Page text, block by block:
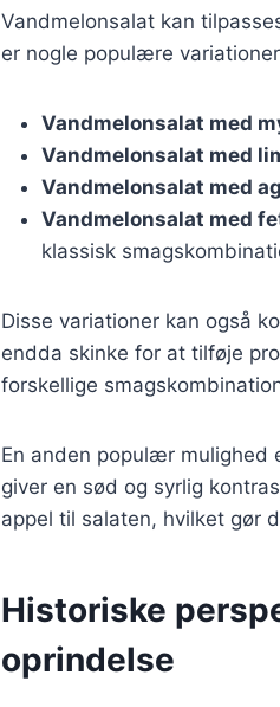
Vandmelonsalat kan
er nogle populære
Vandmelonsalat med
Vandmelonsalat med
Vandmelonsalat med
Vandmelonsalat med
klassisk
Disse variationer kan også
endda skinke for at tilføje
forskellige
En anden populær
giver en sød og syrlig
appel til salaten, hvilket gør
Historiske
oprindelse